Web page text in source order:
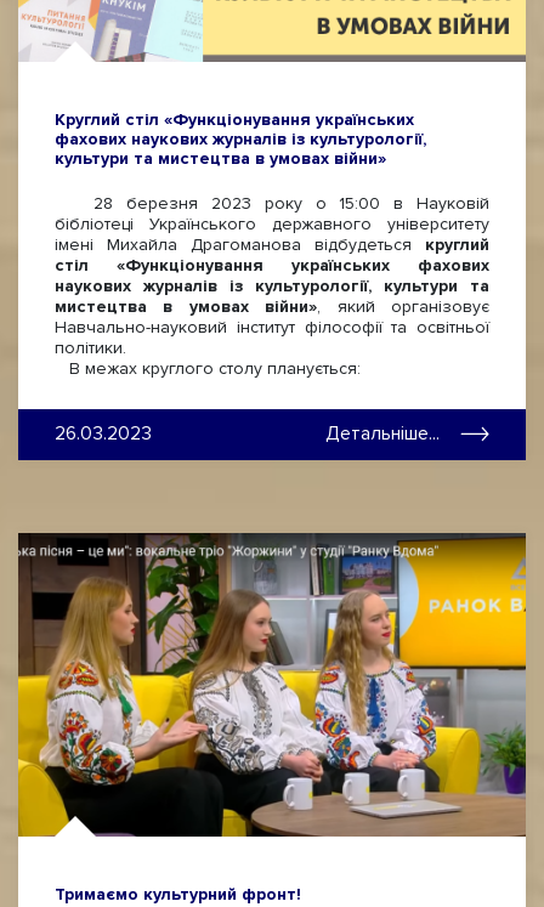
Круглий стіл «Функціонування українських
фахових наукових журналів із культурології,
культури та мистецтва в умовах війни»
28 березня 2023 року о 15:00 в Науковій
бібліотеці Українського державного університету
імені Михайла Драгоманова відбудеться круглий
стіл «Функціонування українських фахових
наукових журналів із культурології, культури та
мистецтва в умовах війни», який організовує
Навчально-науковий інститут філософії та освітньої
політики.
В межах круглого столу планується:
26.03.2023 Детальніше...
Тримаємо культурний фронт!